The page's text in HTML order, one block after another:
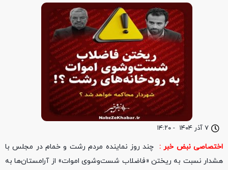
۷ آذر ۱۴۰۴ - ۱۴:۲۰
اختصاصی نبض خبر : چند روز نماینده مردم رشت و خمام در مجلس با
هشدار نسبت به ریختن «فاضلاب شست‌وشوی اموات» از آرامستان‌ها به